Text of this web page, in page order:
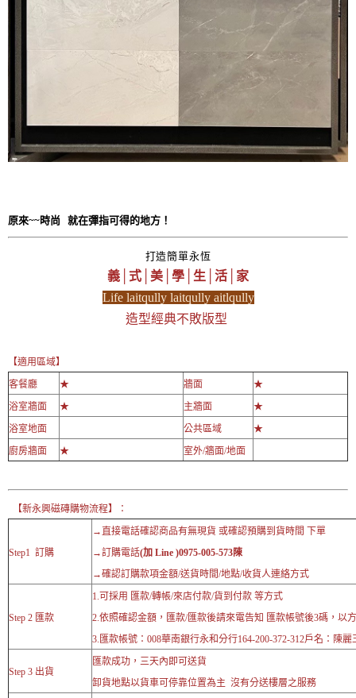
原來~~時尚 就在彈指可得的地方！
打造簡單永恆
義│式│美│學│生│活│家
Life laitqully laitqully aitlqully
造型經典不敗版型
【適用區域】
客餐廳
★ 牆面
★
浴室牆面
★ 主牆面
★
浴室地面
公共區域
★
廚房牆面
★ 室外/牆面/地面
【新永興磁磚購物流程】：
Step1 訂購
→直接電話確認商品有無現貨 或確認預購到貨時間 下單
→訂購電話(加 Line )0975-005-573陳
→確認訂購款項金額/送貨時間/地點/收貨人連絡方式
Step 2 匯款
1.可採用 匯款/轉帳/來店付款/貨到付款 等方式
2.依照確認金額，匯款/匯款後請來電告知 匯款帳號後3碼，以
3.匯款帳號：008華南銀行永和分行164-200-372-312戶名：陳麗
Step 3 出貨
匯款成功，三天內即可送貨
卸貨地點以貨車可停靠位置為主 沒有分送樓層之服務